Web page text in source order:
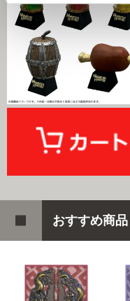
おすすめ商品